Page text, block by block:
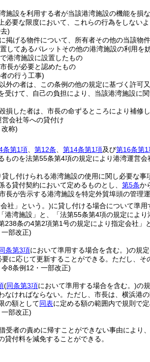
施設を利用する者が当該港湾施設の機能を損
必要な限度において、これらの行為をしないよ
)
掲げる物件について、所有者その他の当該物
してあるパレットその他の港湾施設の利用を
港湾施設に設置したもの
長が必要と認めたもの
の行う工事)
外の者は、この条例の他の規定に基づく許可
受けて、自己の負担により、当該港湾施設に
損した者は、市長の命ずるところにより補修
営会社等への貸付け
称)
条第1項 第12条 第14条第1項及び第16条第1
ものを法第55条第4項の規定により港湾運営会
し付けられる港湾施設の使用に関し必要な事
る貸付契約において定めるものとし、 第5条か
長が告示する港湾施設を特定外貿埠頭の管理
社」という。)に貸し付ける場合について準用
港湾施設」と、「法第55条第4項の規定により
238条の4第2項第1号の規定により指定会社」と
部改正)
条第3項において準用する場合を含む。)の規
に応じて更新することができる。 ただし、そ
8条例12・一部改正)
(同条第3項において準用する場合を含む。)の
なければならない。 ただし、市長は、横浜港
の額として同表に定める額の範囲内で規則で
部改正)
受者の責めに帰すことができない事由により
貸付料を減免することができる。